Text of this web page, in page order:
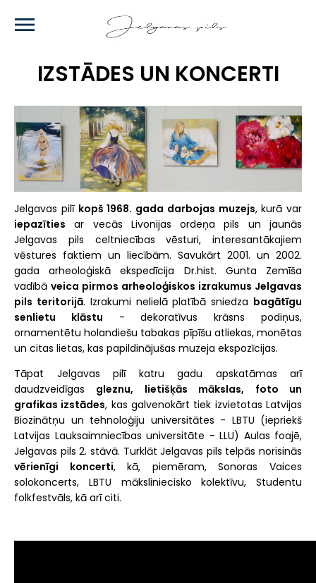
main
IZSTĀDES UN KONCERTI
Jelgavas pilī kopš 1968. gada darbojas muzejs, kurā var
iepazīties ar vecās Livonijas ordeņa pils un jaunās
Jelgavas pils celtniecības vēsturi, interesantākajiem
vēstures faktiem un liecībām. Savukārt 2001. un 2002.
gada arheoloģiskā ekspedīcija Dr.hist. Gunta Zemīša
vadībā veica pirmos arheoloģiskos izrakumus Jelgavas
pils teritorijā. Izrakumi nelielā platībā sniedza bagātīgu
senlietu klāstu - dekoratīvus krāsns podiņus,
ornamentētu holandiešu tabakas pīpīšu atliekas, monētas
un citas lietas, kas papildinājušas muzeja ekspozīcijas.
Tāpat Jelgavas pilī katru gadu apskatāmas arī
daudzveidīgas gleznu, lietišķās mākslas, foto un
grafikas izstādes, kas galvenokārt tiek izvietotas Latvijas
Biozinātņu un tehnoloģiju universitātes - LBTU (iepriekš
Latvijas Lauksaimniecības universitāte - LLU) Aulas foajē,
Jelgavas pils 2. stāvā. Turklāt Jelgavas pils telpās norisinās
vērienīgi koncerti, kā, piemēram, Sonoras Vaices
solokoncerts, LBTU māksliniecisko kolektīvu, Studentu
folkfestvāls, kā arī citi.